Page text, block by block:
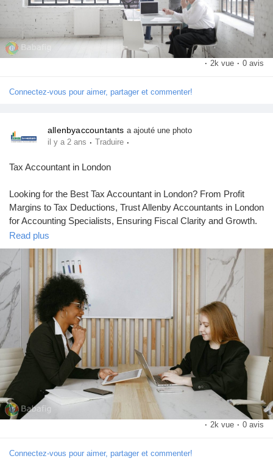
· 2k vue · 0 avis
Connectez-vous pour aimer, partager et commenter!
allenbyaccountants a ajouté une photo
il y a 2 ans · Traduire ·
Tax Accountant in London
Looking for the Best Tax Accountant in London? From Profit
Margins to Tax Deductions, Trust Allenby Accountants in London
for Accounting Specialists, Ensuring Fiscal Clarity and Growth.
Visithttps://www.allenbyaccountants.co.uk/avoid-common-
mistakes-by-consulting-tax-advisors-in-london/for more
information.
Read plus
· 2k vue · 0 avis
Connectez-vous pour aimer, partager et commenter!